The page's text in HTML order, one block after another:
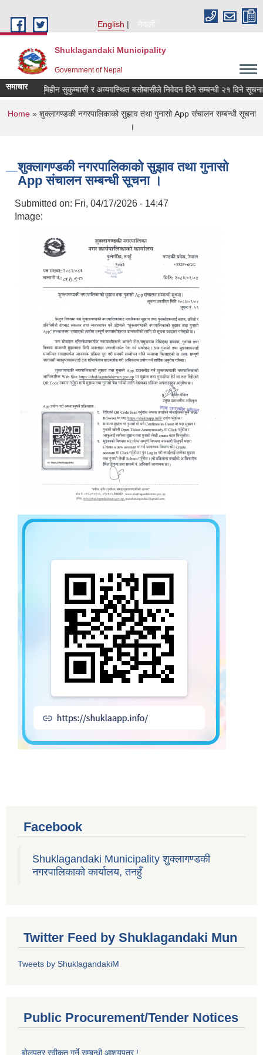
English
नेपाली
Shuklagandaki Municipality
Government of Nepal
समाचार
दलित, भूमिहीन सुकुम्बासी र अव्यवस्थित बसोबासीले निवेदन दिने सम्बन्धी २१ दिने सूचना ।
You are here
Home» शुक्लागण्डकी नगरपालिकाको सुझाव तथा गुनासो App संचालन सम्बन्धी सूचना
।
शुक्लागण्डकी नगरपालिकाको सुझाव तथा गुनासो
App संचालन सम्बन्धी सूचना ।
Submitted on: Fri, 04/17/2026 - 14:47
Image:
Facebook
Shuklagandaki Municipality शुक्लागण्डकी
नगरपालिकाको कार्यालय, तनहुँ
Twitter Feed by Shuklagandaki Mun
Tweets by ShuklagandakiM
Public Procurement/Tender Notices
बोलपत्र स्वीकृत गर्ने सम्बन्धी आशयपत्र !